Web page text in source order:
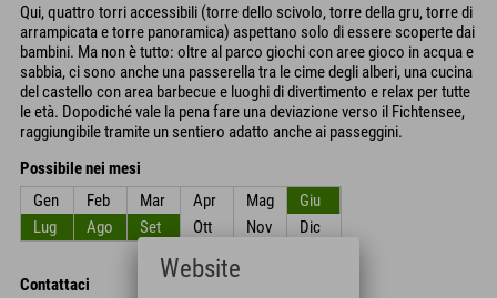
Qui, quattro torri accessibili (torre dello scivolo, torre della gru, torre di
arrampicata e torre panoramica) aspettano solo di essere scoperte dai
bambini. Ma non è tutto: oltre al parco giochi con aree gioco in acqua e
sabbia, ci sono anche una passerella tra le cime degli alberi, una cucina
del castello con area barbecue e luoghi di divertimento e relax per tutte
le età. Dopodiché vale la pena fare una deviazione verso il Fichtensee,
raggiungibile tramite un sentiero adatto anche ai passeggini.
Possibile nei mesi
Gen
Feb Mar Apr Mag
Giu
Lug
Ago Set Ott Nov Dic
Contattaci
Website